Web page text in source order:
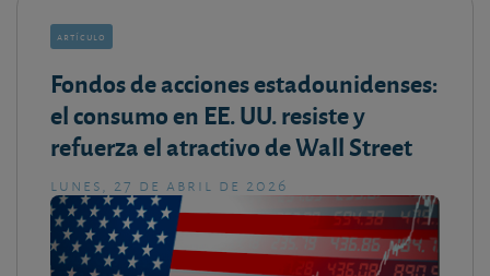
artículo
Fondos de acciones estadounidenses:
el consumo en EE. UU. resiste y
refuerza el atractivo de Wall Street
lunes, 27 de abril de 2026